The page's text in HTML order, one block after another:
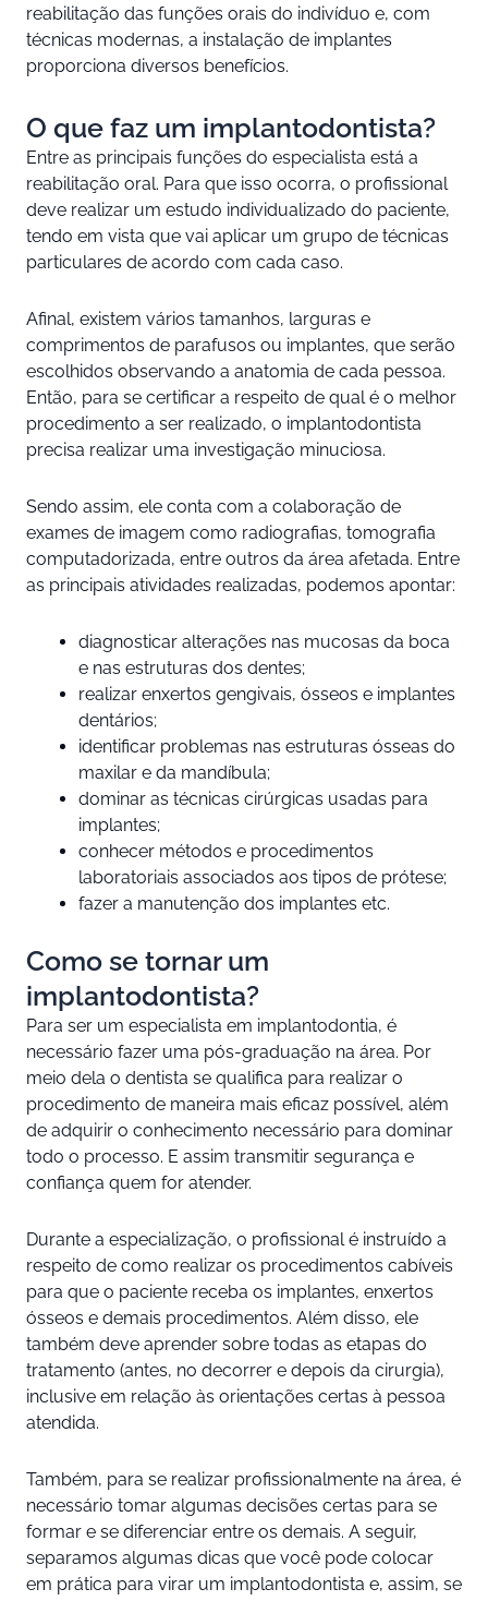
reabilitação das funções orais do indivíduo e, com
técnicas modernas, a instalação de implantes
proporciona diversos benefícios.
O que faz um implantodontista?
Entre as principais funções do especialista está a
reabilitação oral. Para que isso ocorra, o profissional
deve realizar um estudo individualizado do paciente,
tendo em vista que vai aplicar um grupo de técnicas
particulares de acordo com cada caso.
Afinal, existem vários tamanhos, larguras e
comprimentos de parafusos ou implantes, que serão
escolhidos observando a anatomia de cada pessoa.
Então, para se certificar a respeito de qual é o melhor
procedimento a ser realizado, o implantodontista
precisa realizar uma investigação minuciosa.
Sendo assim, ele conta com a colaboração de
exames de imagem como radiografias, tomografia
computadorizada, entre outros da área afetada. Entre
as principais atividades realizadas, podemos apontar:
diagnosticar alterações nas mucosas da boca
e nas estruturas dos dentes;
realizar enxertos gengivais, ósseos e implantes
dentários;
identificar problemas nas estruturas ósseas do
maxilar e da mandíbula;
dominar as técnicas cirúrgicas usadas para
implantes;
conhecer métodos e procedimentos
laboratoriais associados aos tipos de prótese;
fazer a manutenção dos implantes etc.
Como se tornar um
implantodontista?
Para ser um especialista em implantodontia, é
necessário fazer uma pós-graduação na área. Por
meio dela o dentista se qualifica para realizar o
procedimento de maneira mais eficaz possível, além
de adquirir o conhecimento necessário para dominar
todo o processo. E assim transmitir segurança e
confiança quem for atender.
Durante a especialização, o profissional é instruído a
respeito de como realizar os procedimentos cabíveis
para que o paciente receba os implantes, enxertos
ósseos e demais procedimentos. Além disso, ele
também deve aprender sobre todas as etapas do
tratamento (antes, no decorrer e depois da cirurgia),
inclusive em relação às orientações certas à pessoa
atendida.
Também, para se realizar profissionalmente na área, é
necessário tomar algumas decisões certas para se
formar e se diferenciar entre os demais. A seguir,
separamos algumas dicas que você pode colocar
em prática para virar um implantodontista e, assim, se